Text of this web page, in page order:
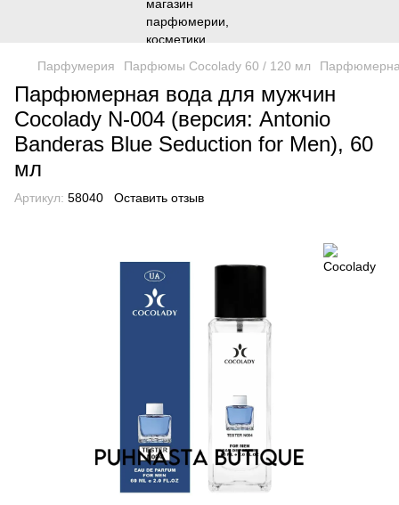
Парфумерия Парфюмы Cocolady 60 / 120 мл
Парфюмерная вода для мужчин
Cocolady N-004 (версия: Antonio
Banderas Blue Seduction for Men), 60
мл
Артикул: 58040 Оставить отзыв